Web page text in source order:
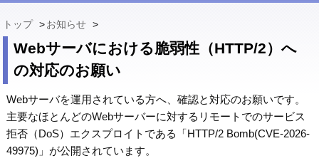
トップ >お知らせ >
Webサーバにおける脆弱性（HTTP/2）へ
の対応のお願い
Webサーバを運用されている方へ、確認と対応のお願いです。
主要なほとんどのWebサーバーに対するリモートでのサービス
拒否（DoS）エクスプロイトである「HTTP/2 Bomb(CVE-2026-
49975)」が公開されています。